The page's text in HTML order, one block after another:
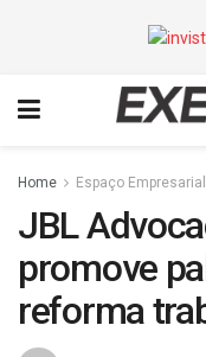
Home Espaço Empresarial
JBL
promove
reforma